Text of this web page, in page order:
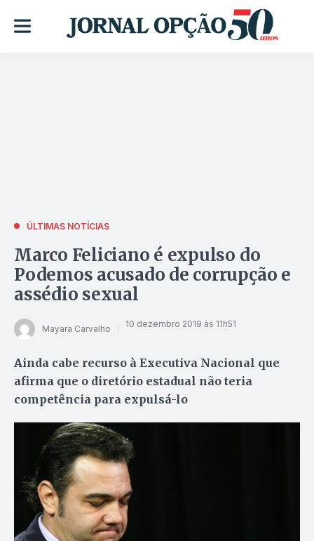
ÚLTIMAS NOTÍCIAS
Marco Feliciano é expulso do
Podemos acusado de corrupção e
assédio sexual
Mayara Carvalho 10 dezembro 2019 às 11h51
Ainda cabe recurso à Executiva Nacional que
afirma que o diretório estadual não teria
competência para expulsá-lo